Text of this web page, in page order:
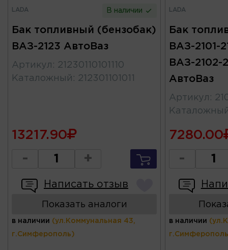
LADA В наличии
Бак топливный (бензобак)
ВАЗ-2123 АвтоВаз
Артикул : 21230110101110
Каталожный : 212301101011
13217.90
- +
Написать отзыв
Показать аналоги
в наличии (ул.Коммунальная 43,
г.Симферополь)
LADA
Бак
ВАЗ-2101-
ВАЗ-2102-
АвтоВаз
Артикул :
7280.00
-
в наличии